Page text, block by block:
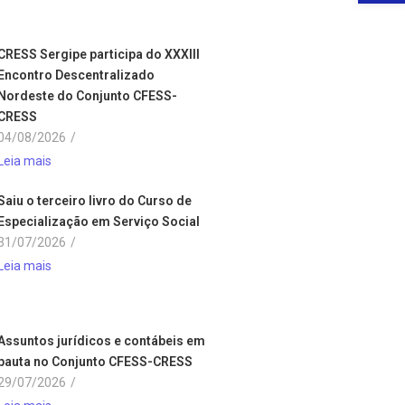
Sergipe participa do XXXIII
Descentralizado
do Conjunto CFESS-
08/2026 /
mais
o terceiro livro do Curso de
em Serviço Social
07/2026 /
mais
jurídicos e contábeis em
no Conjunto CFESS-CRESS
07/2026 /